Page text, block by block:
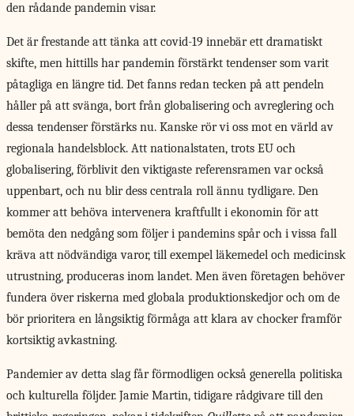
den rådande pandemin visar.
Det är frestande att tänka att covid-19 innebär ett dramatiskt
skifte, men hittills har pandemin förstärkt tendenser som varit
påtagliga en längre tid. Det fanns redan tecken på att pendeln
håller på att svänga, bort från globalisering och avreglering och
dessa tendenser förstärks nu. Kanske rör vi oss mot en värld av
regionala handelsblock. Att nationalstaten, trots EU och
globalisering, förblivit den viktigaste referensramen var också
uppenbart, och nu blir dess centrala roll ännu tydligare. Den
kommer att behöva intervenera kraftfullt i ekonomin för att
bemöta den nedgång som följer i pandemins spår och i vissa fall
kräva att nödvändiga varor, till exempel läkemedel och medicinsk
utrustning, produceras inom landet. Men även företagen behöver
fundera över riskerna med globala produktionskedjor och om de
bör prioritera en långsiktig förmåga att klara av chocker framför
kortsiktig avkastning.
Pandemier av detta slag får förmodligen också generella politiska
och kulturella följder. Jamie Martin, tidigare rådgivare till den